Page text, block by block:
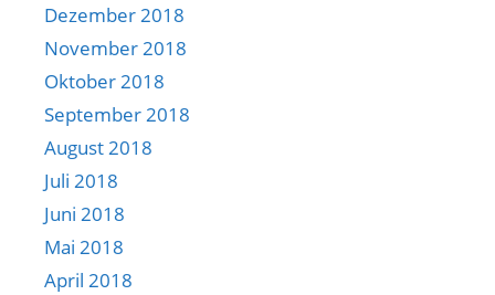
Dezember 2018
November 2018
Oktober 2018
September 2018
August 2018
Juli 2018
Juni 2018
Mai 2018
April 2018